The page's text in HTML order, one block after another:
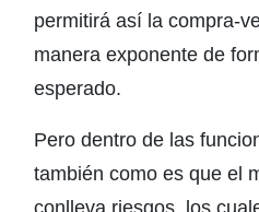
permitirá así la compra-
manera exponente de
esperado.
Pero dentro de las
también como es que el
conlleva riesgos, los